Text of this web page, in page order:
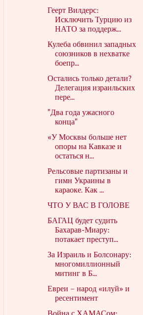
Геерт Вилдерс:
Исключить Турцию из
НАТО за поддерж...
Кулеба обвинил западных
союзников в нехватке
боепр...
Остались только детали?
Делегация израильских
пере...
"Два года ужасного
конца"
«У Москвы больше нет
опоры на Кавказе и
остаться н...
Рельсовые партизаны и
гимн Украины в
караоке. Как ...
ЧТО У ВАС В ГОЛОВЕ
БАГАЦ будет судить
Бахарав-Миару:
потакает преступ...
За Израиль и Болсонару:
многомиллионный
митинг в Б...
Евреи – народ «илуй» и
ресентимент